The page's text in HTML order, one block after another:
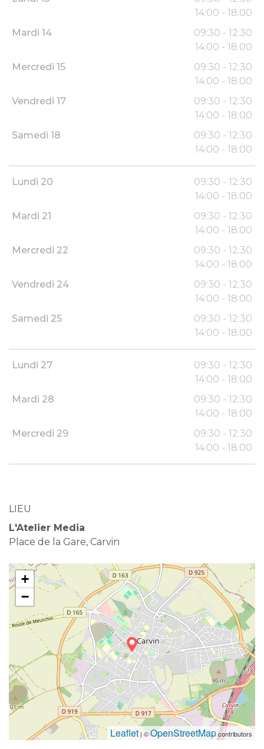
14:00 - 18:00
Mardi 14
09:30 - 12:30
14:00 - 18:00
Mercredi 15
09:30 - 12:30
14:00 - 18:00
Vendredi 17
09:30 - 12:30
14:00 - 18:00
Samedi 18
09:30 - 12:30
14:00 - 18:00
Lundi 20
09:30 - 12:30
14:00 - 18:00
Mardi 21
09:30 - 12:30
14:00 - 18:00
Mercredi 22
09:30 - 12:30
14:00 - 18:00
Vendredi 24
09:30 - 12:30
14:00 - 18:00
Samedi 25
09:30 - 12:30
14:00 - 18:00
Lundi 27
09:30 - 12:30
14:00 - 18:00
Mardi 28
09:30 - 12:30
14:00 - 18:00
Mercredi 29
09:30 - 12:30
14:00 - 18:00
LIEU
L'Atelier Media
Place de la Gare, Carvin
+
−
Leaflet | ©OpenStreetMapcontributors